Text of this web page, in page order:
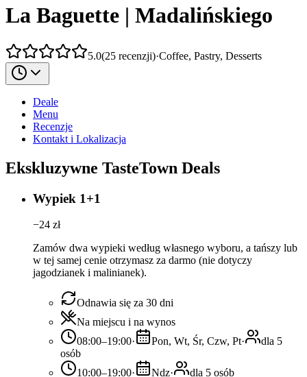
La Baguette | Madalińskiego
5.0(25 recenzji)·Coffee, Pastry, Desserts
Deale
Menu
Recenzje
Kontakt i Lokalizacja
Ekskluzywne TasteTown Deals
Wypiek 1+1
−24 zł
Zamów dwa wypieki według własnego wyboru, a tańszy lub
w tej samej cenie otrzymasz za darmo (nie dotyczy
jagodzianek i malinianek).
Odnawia się za 30 dni
Na miejscu i na wynos
08:00–19:00· Pon, Wt, Śr, Czw, Pt·
dla 5
osób
10:00–19:00· Ndz·
dla 5 osób